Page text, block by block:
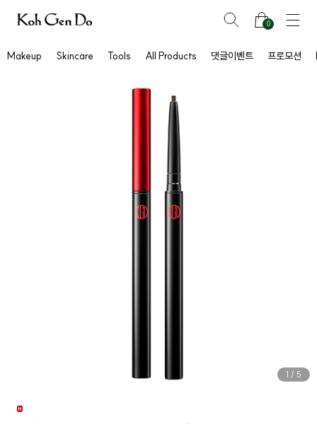
0
Makeup Skincare Tools All Products 댓글이벤트 프로모션
1 / 5